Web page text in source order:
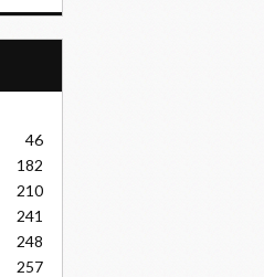
46
182
210
241
248
257